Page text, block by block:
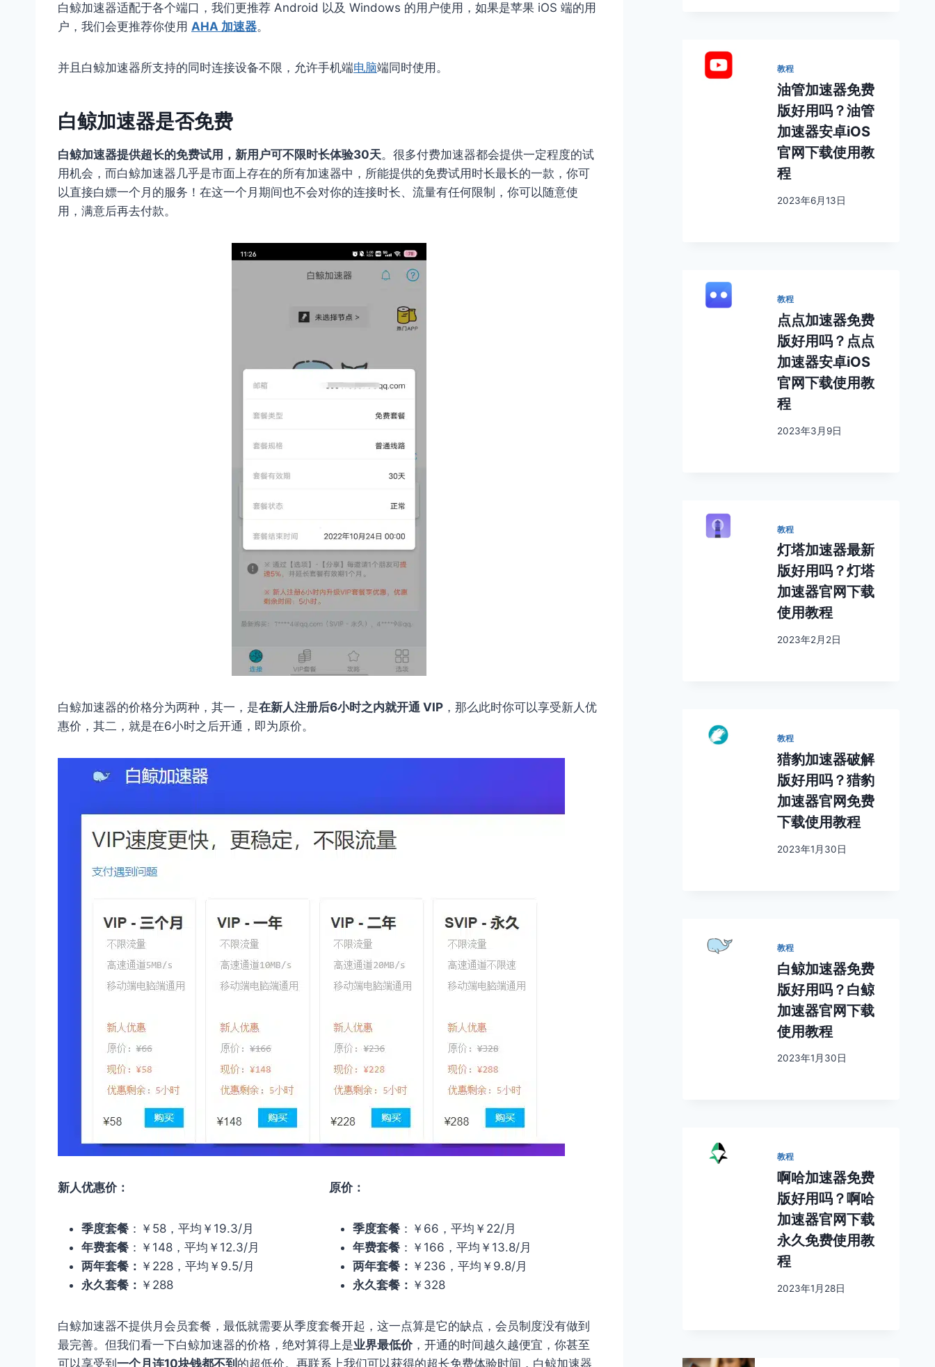
白鲸加速器适配于各个端口，我们更推荐 Android 以及 Windows 的用户使用，如果是苹果 iOS 端的用
户，我们会更推荐你使用 AHA 加速器。
并且白鲸加速器所支持的同时连接设备不限，允许手机端电脑端同时使用。
白鲸加速器是否免费
白鲸加速器提供超长的免费试用，新用户可不限时长体验30天。很多付费加速器都会提供一定程度的试
用机会，而白鲸加速器几乎是市面上存在的所有加速器中，所能提供的免费试用时长最长的一款，你可
以直接白嫖一个月的服务！在这一个月期间也不会对你的连接时长、流量有任何限制，你可以随意使
用，满意后再去付款。
白鲸加速器的价格分为两种，其一，是在新人注册后6小时之内就开通 VIP ，那么此时你可以享受新人优
惠价，其二，就是在6小时之后开通，即为原价。
新人优惠价：
季度套餐 ：￥58，平均￥19.3/月
年费套餐 ：￥148，平均￥12.3/月
两年套餐： ￥228，平均￥9.5/月
永久套餐： ￥288
原价：
季度套餐 ：￥66，平均￥22/月
年费套餐 ：￥166，平均￥13.8/月
两年套餐： ￥236，平均￥9.8/月
永久套餐： ￥328
白鲸加速器不提供月会员套餐，最低就需要从季度套餐开起，这一点算是它的缺点，会员制度没有做到
最完善。但我们看一下白鲸加速器的价格，绝对算得上是业界最低价，开通的时间越久越便宜，你甚至
可以享受到 一个月连10块钱都不到 的超低价。再联系上我们可以获得的超长免费体验时间，白鲸加速器
教程
油管加速器免费
版好用吗？油管
加速器安卓iOS
官网下载使用教
程
2023年6月13日
教程
点点加速器免费
版好用吗？点点
加速器安卓iOS
官网下载使用教
程
2023年3月9日
教程
灯塔加速器最新
版好用吗？灯塔
加速器官网下载
使用教程
2023年2月2日
教程
猎豹加速器破解
版好用吗？猎豹
加速器官网免费
下载使用教程
2023年1月30日
教程
白鲸加速器免费
版好用吗？白鲸
加速器官网下载
使用教程
2023年1月30日
教程
啊哈加速器免费
版好用吗？啊哈
加速器官网下载
永久免费使用教
程
2023年1月28日